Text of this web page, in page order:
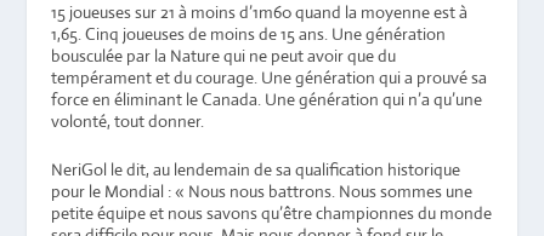
15 joueuses sur 21 à moins d’1m60 quand la moyenne est à
1,65. Cinq joueuses de moins de 15 ans. Une génération
bousculée par la Nature qui ne peut avoir que du
tempérament et du courage. Une génération qui a prouvé sa
force en éliminant le Canada. Une génération qui n’a qu’une
volonté, tout donner.
NeriGol le dit, au lendemain de sa qualification historique
pour le Mondial : « Nous nous battrons. Nous sommes une
petite équipe et nous savons qu’être championnes du monde